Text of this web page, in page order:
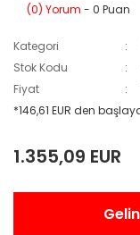
(0) Yorum - 0 Puan
Kategori
Stok Kodu
Fiyat
*146,61 EUR den
1.355,09 EUR